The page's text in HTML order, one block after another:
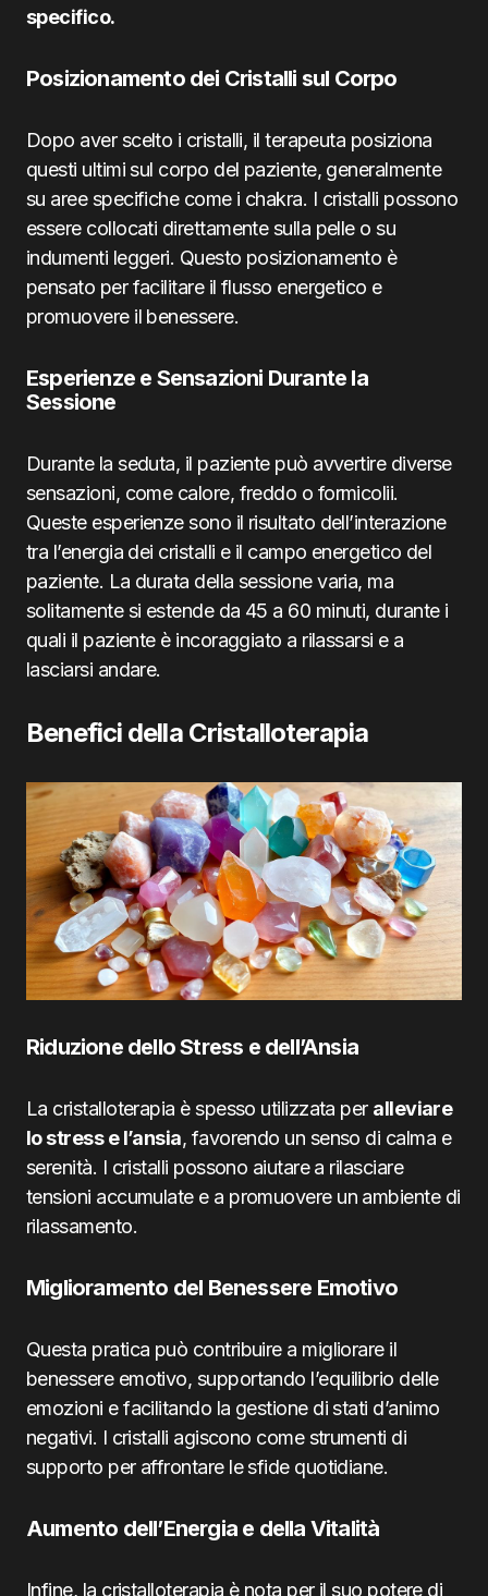
specifico.
Posizionamento dei Cristalli sul Corpo
Dopo aver scelto i cristalli, il terapeuta posiziona
questi ultimi sul corpo del paziente, generalmente
su aree specifiche come i chakra. I cristalli possono
essere collocati direttamente sulla pelle o su
indumenti leggeri. Questo posizionamento è
pensato per facilitare il flusso energetico e
promuovere il benessere.
Esperienze e Sensazioni Durante la
Sessione
Durante la seduta, il paziente può avvertire diverse
sensazioni, come calore, freddo o formicolii.
Queste esperienze sono il risultato dell’interazione
tra l’energia dei cristalli e il campo energetico del
paziente. La durata della sessione varia, ma
solitamente si estende da 45 a 60 minuti, durante i
quali il paziente è incoraggiato a rilassarsi e a
lasciarsi andare.
Benefici della Cristalloterapia
Riduzione dello Stress e dell’Ansia
La cristalloterapia è spesso utilizzata per alleviare
lo stress e l’ansia, favorendo un senso di calma e
serenità. I cristalli possono aiutare a rilasciare
tensioni accumulate e a promuovere un ambiente di
rilassamento.
Miglioramento del Benessere Emotivo
Questa pratica può contribuire a migliorare il
benessere emotivo, supportando l’equilibrio delle
emozioni e facilitando la gestione di stati d’animo
negativi. I cristalli agiscono come strumenti di
supporto per affrontare le sfide quotidiane.
Aumento dell’Energia e della Vitalità
Infine, la cristalloterapia è nota per il suo potere di